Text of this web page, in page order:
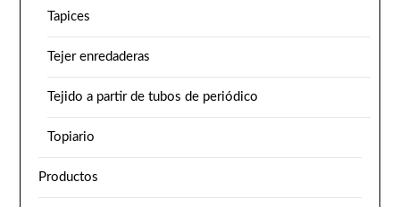
Tapices
Tejer enredaderas
Tejido a partir de tubos de periódico
Topiario
Productos